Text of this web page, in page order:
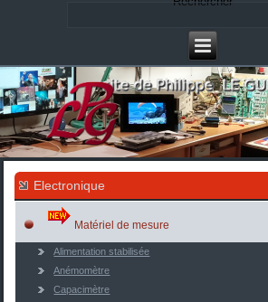
Electronique
Matériel de mesure
Alimentation stabilisée
Anémomètre
Capacimètre